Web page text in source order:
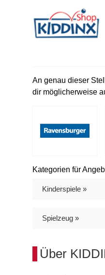
An genau dieser
dir möglicherweise
Kategorien für
Kinderspiele »
Spielzeug »
Über